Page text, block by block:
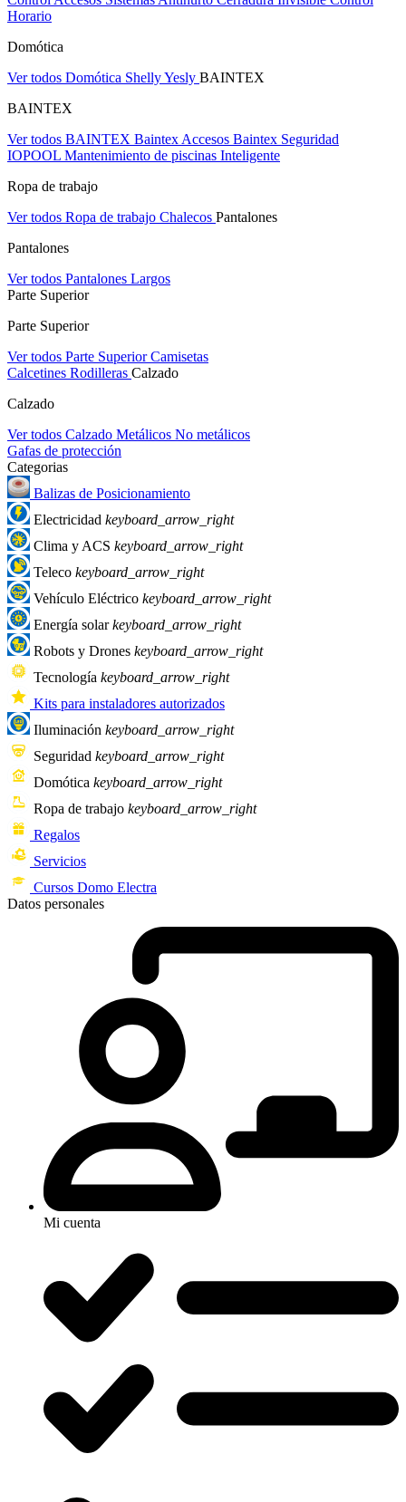
Horario
Domótica
Ver todos Domótica ShellyYesly BAINTEX
BAINTEX
Ver todos BAINTEX Baintex Accesos Baintex Seguridad
IOPOOL Mantenimiento de piscinas Inteligente
Ropa de trabajo
Ver todos Ropa de trabajo Chalecos Pantalones
Pantalones
Ver todos Pantalones Largos
Parte Superior
Parte Superior
Ver todos Parte SuperiorCamisetas
Calcetines Rodilleras Calzado
Calzado
Ver todos Calzado Metálicos No metálicos
Gafas de protección
Categorias
Balizas de Posicionamiento
Electricidad keyboard_arrow_right
Clima y ACS keyboard_arrow_right
Teleco keyboard_arrow_right
Vehículo Eléctrico keyboard_arrow_right
Energía solarkeyboard_arrow_right
Robots y Drones keyboard_arrow_right
Tecnología keyboard_arrow_right
Kits para instaladores autorizados
Iluminación keyboard_arrow_right
Seguridad keyboard_arrow_right
Domótica keyboard_arrow_right
Ropa de trabajo keyboard_arrow_right
Regalos
Servicios
Cursos Domo Electra
Datos personales
Mi cuenta